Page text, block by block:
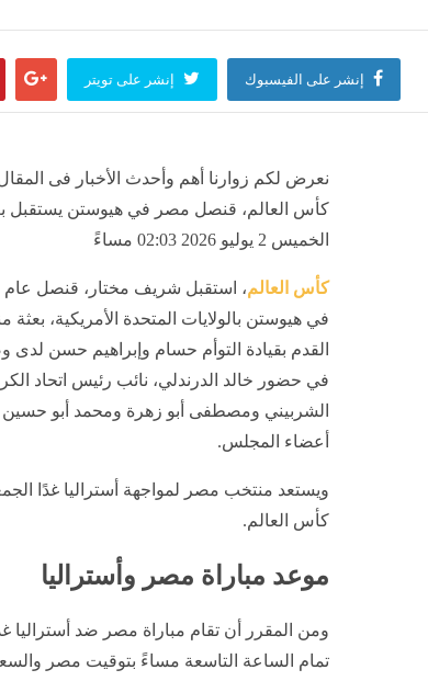
من يحالف ترامب يسعد، الخارجية الأمريكية تكافئ رئيس كولومبيا الجديد بـ مليار
إنشر على الفيسبوك إنشر على تويتر
نعرض لكم زوارنا أهم وأحدث الأخبار فى المقال
كأس العالم، قنصل مصر في هيوستن يستقبل
الخميس 2 يوليو 2026 02:03 مساءً
كأس العالم، استقبل شريف مختار، قنصل عام
في هيوستن بالولايات المتحدة الأمريكية،
القدم بقيادة التوأم حسام وإبراهيم حسن
في حضور خالد الدرندلي، نائب رئيس اتحاد
الشربيني ومصطفى أبو زهرة ومحمد أبو حسين
أعضاء المجلس.
كأس العالم.
موعد مباراة مصر وأستراليا
تمام الساعة التاسعة مساءً بتوقيت مصر